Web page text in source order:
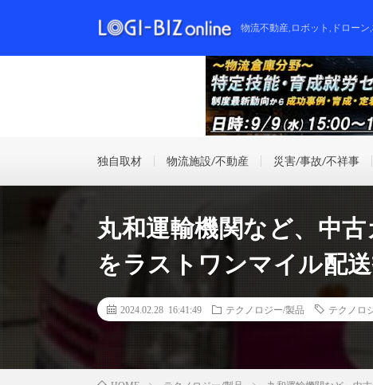
物流不動産,ロボット,ドロー
独自取材 物流施設/不動産 災害/事故/不祥事
丸和運輸機関など、中
をラストワンマイル配
2024.02.28 16:41:49 テクノロジー/製品 テクノロ